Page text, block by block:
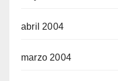
abril 2004
marzo 2004